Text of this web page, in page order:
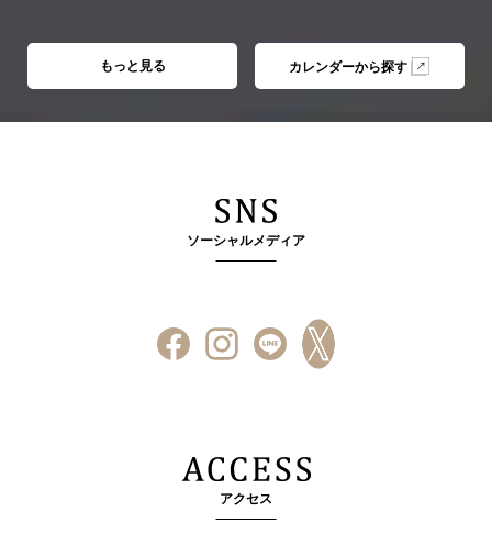
もっと見る カレンダーから探す
ソーシャルメディア
アクセス